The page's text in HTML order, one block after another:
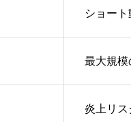
ショー
最大規
炎上リス